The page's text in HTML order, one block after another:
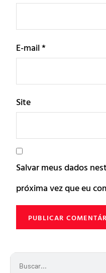
E-mail*
Site
Salvar meus dados
próxima vez que eu